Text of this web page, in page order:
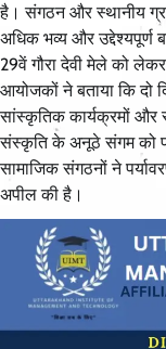
है। संगठन और स्थानीय
अधिक भव्य और उद्देश्यपूर्ण
29वें गौरा देवी मेले को
आयोजकों ने बताया कि दो
सांस्कृतिक कार्यक्रमों और
संस्कृति के अनूठे संगम को
सामाजिक संगठनों ने
अपील की है।